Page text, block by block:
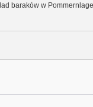
baraków w